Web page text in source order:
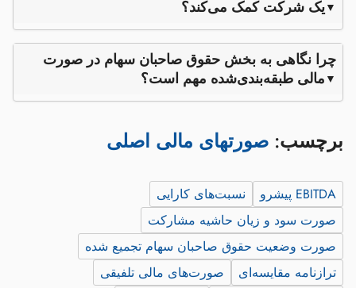
یک شرکت کمک می‌کند؟
چرا نگاهی به بخش حقوق صاحبان سهام در صورت
مالی طبقه‌بندی‌شده مهم است؟
برچسب: صورتهای مالی اصلی
EBITDA پیشرو
نسبت‌های کارایی
صورت سود و زیان حاشیه مشارکت
صورت وضعیت حقوق صاحبان سهام تجمیع شده
ترازنامه مقایسه‌ای
صورت‌های مالی تلفیقی